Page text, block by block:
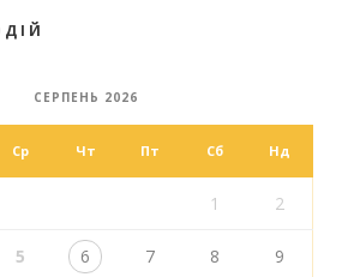
СЕРПЕНЬ 2026
Ср Чт Пт Сб Нд
1 2
5 6 7 8 9